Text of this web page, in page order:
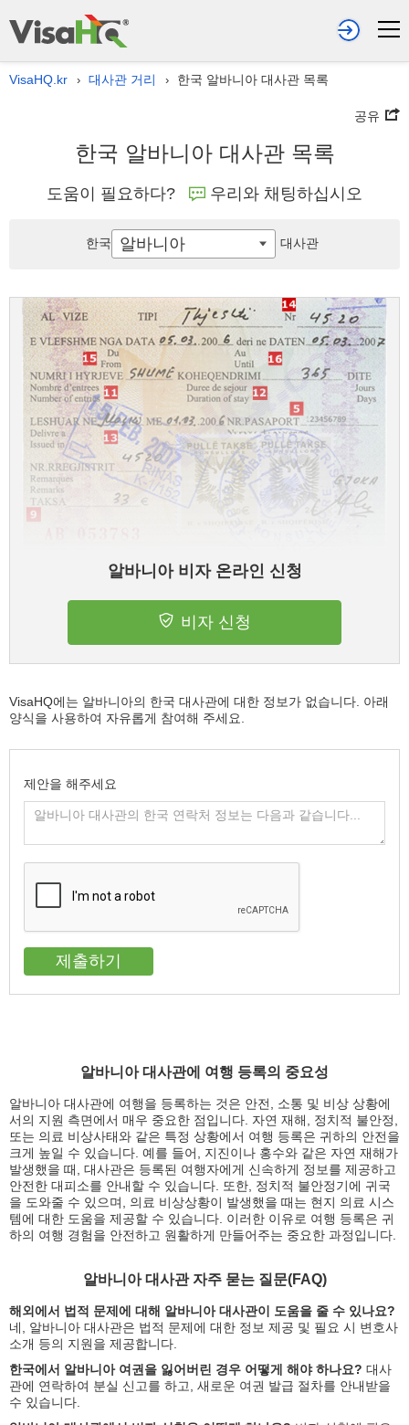
VisaHQ.kr › 대사관 거리 › 한국 알바니아 대사관 목록
공유
한국 알바니아 대사관 목록
도움이 필요하다? 우리와 채팅하십시오
알바니아 대사관에 여행 등록의 중요성
알바니아 대사관에 여행을 등록하는 것은 안전, 소통 및 비상 상황에
서의 지원 측면에서 매우 중요한 점입니다. 자연 재해, 정치적 불안정,
또는 의료 비상사태와 같은 특정 상황에서 여행 등록은 귀하의 안전을
크게 높일 수 있습니다. 예를 들어, 지진이나 홍수와 같은 자연 재해가
발생했을 때, 대사관은 등록된 여행자에게 신속하게 정보를 제공하고
안전한 대피소를 안내할 수 있습니다. 또한, 정치적 불안정기에 귀국
을 도와줄 수 있으며, 의료 비상상황이 발생했을 때는 현지 의료 시스
템에 대한 도움을 제공할 수 있습니다. 이러한 이유로 여행 등록은 귀
하의 여행 경험을 안전하고 원활하게 만들어주는 중요한 과정입니다.
알바니아 대사관 자주 묻는 질문(FAQ)
해외에서 법적 문제에 대해 알바니아 대사관이 도움을 줄 수 있나요?
네, 알바니아 대사관은 법적 문제에 대한 정보 제공 및 필요 시 변호사
소개 등의 지원을 제공합니다.
한국에서 알바니아 여권을 잃어버린 경우 어떻게 해야 하나요? 대사
관에 연락하여 분실 신고를 하고, 새로운 여권 발급 절차를 안내받을
수 있습니다.
알바니아 비자 온라인 신청
비자 신청
VisaHQ에는 알바니아의 한국 대사관에 대한 정보가 없습니다. 아래
양식을 사용하여 자유롭게 참여해 주세요.
제안을 해주세요
한국 알바니아 대사관